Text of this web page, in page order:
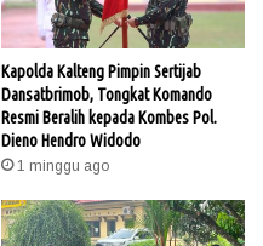
Kapolda Kalteng Pimpin Sertijab
Dansatbrimob, Tongkat Komando
Resmi Beralih kepada Kombes Pol.
Dieno Hendro Widodo
1 minggu ago